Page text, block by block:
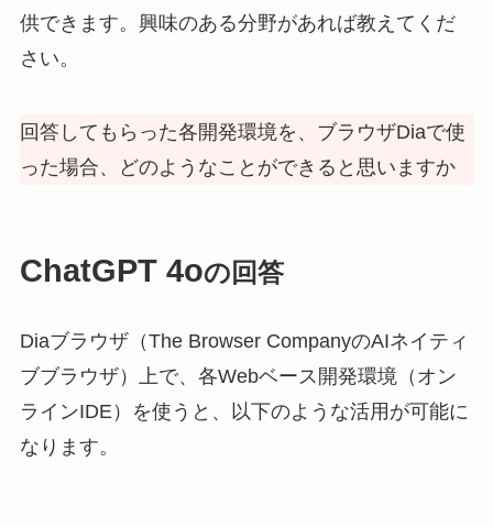
供できます。興味のある分野があれば教えてくだ
さい。
回答してもらった各開発環境を、ブラウザDiaで使
った場合、どのようなことができると思いますか
ChatGPT 4oの回答
Diaブラウザ（The Browser CompanyのAIネイティ
ブブラウザ）上で、各Webベース開発環境（オン
ラインIDE）を使うと、以下のような活用が可能に
なります。